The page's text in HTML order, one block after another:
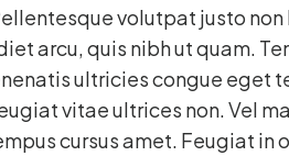
volutpat justo non
arcu, quis nibh ut quam.
ultricies congue eget
vitae ultrices non. Vel
cursus amet. Feugiat in